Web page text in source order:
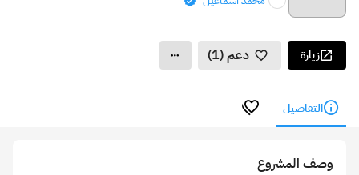
زيارة دعم (1)
التفاصيل
وصف المشروع